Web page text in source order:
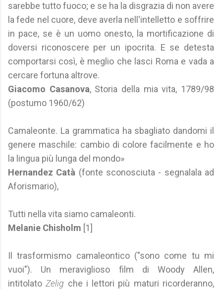
sarebbe tutto fuoco; e se ha la disgrazia di non avere
la fede nel cuore, deve averla nell'intelletto e soffrire
in pace, se è un uomo onesto, la mortificazione di
doversi riconoscere per un ipocrita. E se detesta
comportarsi così, è meglio che lasci Roma e vada a
cercare fortuna altrove.
Giacomo Casanova, Storia della mia vita, 1789/98
(postumo 1960/62)
Camaleonte. La grammatica ha sbagliato dandomi il
genere maschile: cambio di colore facilmente e ho
la lingua più lunga del mondo»
Hernandez Catà (fonte sconosciuta - segnalala ad
Aforismario),
Tutti nella vita siamo camaleonti.
Melanie Chisholm [1]
Il trasformismo camaleontico ("sono come tu mi
vuoi"). Un meraviglioso film di Woody Allen,
intitolatoZelig che i lettori più maturi ricorderanno,